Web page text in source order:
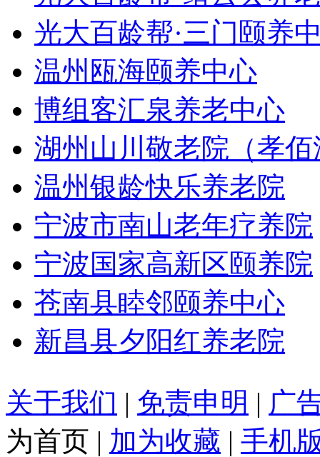
光大百龄帮·三门颐养
温州瓯海颐养中心
博组客汇泉养老中心
湖州山川敬老院（孝
温州银龄快乐养老院
宁波市南山老年疗养院
宁波国家高新区颐养院
苍南县睦邻颐养中心
新昌县夕阳红养老院
关于我们 | 免责申明 | 广
为首页 | 加为收藏 | 手机